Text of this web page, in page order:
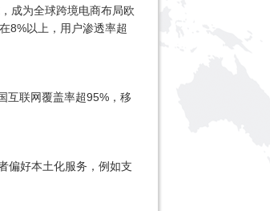
成为全球跨境电商布局欧
8%以上，用户渗透率超
互联网覆盖率超95%，移
偏好本土化服务，例如支